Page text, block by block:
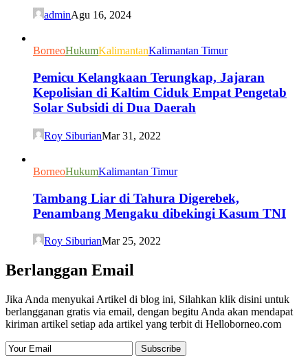
adminAgu 16, 2024
BorneoHukumKalimantanKalimantan Timur
Pemicu Kelangkaan Terungkap, Jajaran
Kepolisian di Kaltim Ciduk Empat Pengetab
Solar Subsidi di Dua Daerah
Roy SiburianMar 31, 2022
BorneoHukumKalimantan Timur
Tambang Liar di Tahura Digerebek,
Penambang Mengaku dibekingi Kasum TNI
Roy SiburianMar 25, 2022
Berlanggan Email
Jika Anda menyukai Artikel di blog ini, Silahkan klik disini untuk
berlangganan gratis via email, dengan begitu Anda akan mendapat
kiriman artikel setiap ada artikel yang terbit di Helloborneo.com